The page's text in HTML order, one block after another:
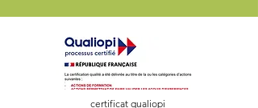
certificat qualiopi